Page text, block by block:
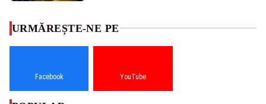
URMĂREȘTE-NE PE
Facebook YouTube